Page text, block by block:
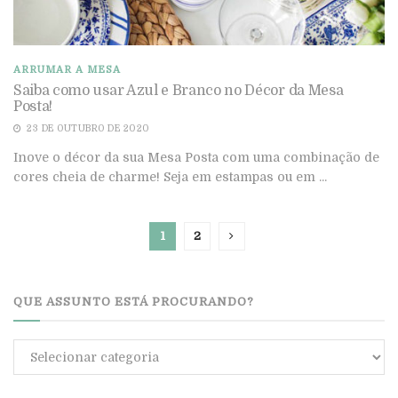
ARRUMAR A MESA
Saiba como usar Azul e Branco no Décor da Mesa
Posta!
23 DE OUTUBRO DE 2020
Inove o décor da sua Mesa Posta com uma combinação de
cores cheia de charme! Seja em estampas ou em ...
1 2
QUE ASSUNTO ESTÁ PROCURANDO?